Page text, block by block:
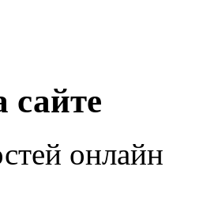
сайте
онлайн